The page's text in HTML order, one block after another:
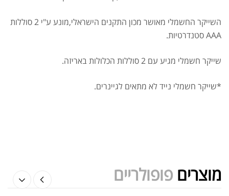
השייקר החשמלי מאושר מכון התקנים הישראלי,מונע ע"י 2 סוללות
AAA סטנדרטיות.
שייקר חשמלי מגיע עם 2 סוללות הכלולות באריזה.
*שייקר חשמלי נייד לא מתאים לגיינרים.
מוצרים פופולריים